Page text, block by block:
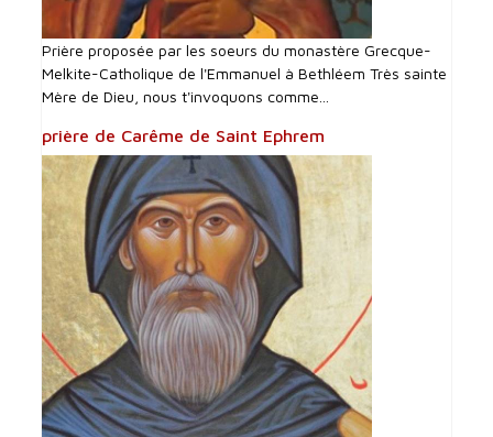
Prière proposée par les soeurs du monastère Grecque-
Melkite-Catholique de l'Emmanuel à Bethléem Très sainte
Mère de Dieu, nous t'invoquons comme...
prière de Carême de Saint Ephrem